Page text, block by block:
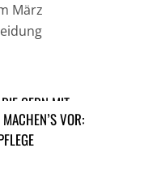
März
GERN MIT
VOR: